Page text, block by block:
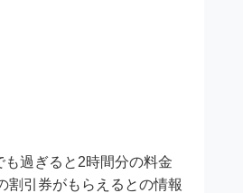
過ぎると2時間分の料金
割引券がもらえるとの情報